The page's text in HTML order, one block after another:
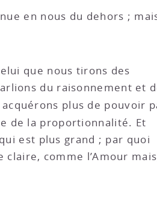
en nous du dehors ;
que nous tirons des
du raisonnement et
plus de pouvoir
de la proportionnalité. Et
est plus grand ; par quoi
comme l’Amour